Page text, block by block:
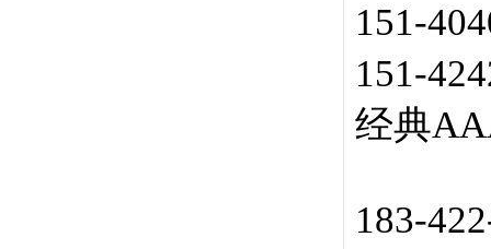
151-
151-
经典
183-